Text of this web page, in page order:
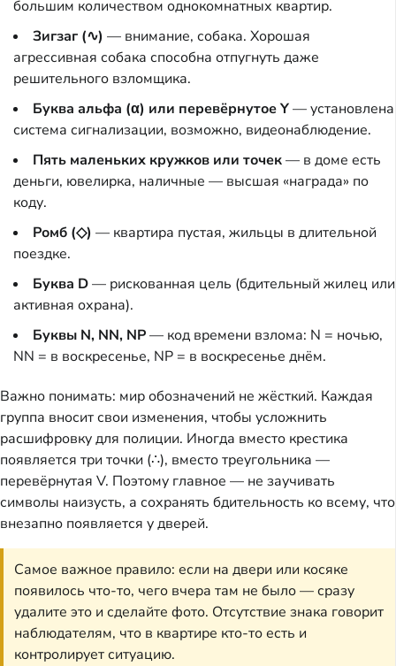
большим количеством однокомнатных квартир.
Зигзаг (∿) — внимание, собака. Хорошая
агрессивная собака способна отпугнуть даже
решительного взломщика.
Буква альфа (α) или перевёрнутое Y— установлена
система сигнализации, возможно, видеонаблюдение.
Пять маленьких кружков или точек— в доме есть
деньги, ювелирка, наличные — высшая «награда» по
коду.
Ромб (◇) — квартира пустая, жильцы в длительной
поездке.
Буква D— рискованная цель (бдительный жилец или
активная охрана).
Буквы N, NN, NP— код времени взлома: N = ночью,
NN = в воскресенье, NP = в воскресенье днём.
Важно понимать: мир обозначений не жёсткий. Каждая
группа вносит свои изменения, чтобы усложнить
расшифровку для полиции. Иногда вместо крестика
появляется три точки (∴), вместо треугольника —
перевёрнутая V. Поэтому главное — не заучивать
символы наизусть, а сохранять бдительность ко всему, что
внезапно появляется у дверей.
Самое важное правило: если на двери или косяке
появилось что-то, чего вчера там не было — сразу
удалите это и сделайте фото. Отсутствие знака говорит
наблюдателям, что в квартире кто-то есть и
контролирует ситуацию.